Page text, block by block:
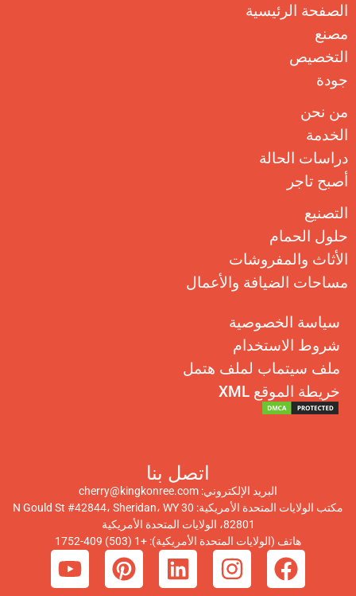
الصفحة الرئيسية
مصنع
التخصيص
جودة
من نحن
الخدمة
دراسات الحالة
أصبح تاجر
التصنيع
حلول الحمام
الأثاث والمفروشات
مساحات الضيافة والأعمال
سياسة الخصوصية
شروط الاستخدام
ملف سيتماب لملف هتمل
خريطة الموقع XML
اتصل بنا
البريد الإلكتروني: cherry@kingkonree.com
مكتب الولايات المتحدة الأمريكية: 30 N Gould St #42844، Sheridan، WY
82801، الولايات المتحدة الأمريكية
هاتف (الولايات المتحدة الأمريكية):+1 (503) 409-1752